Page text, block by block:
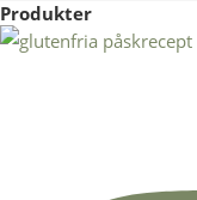
Produkter